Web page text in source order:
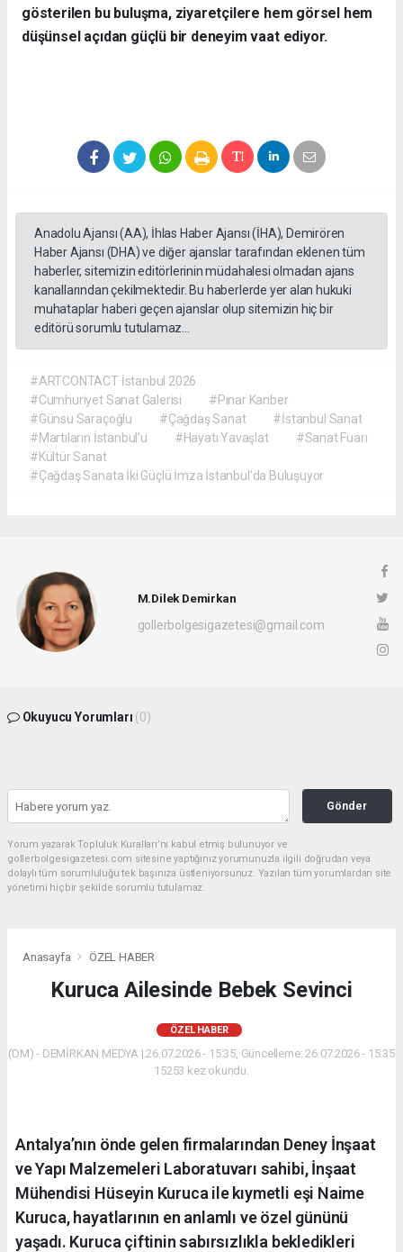
gösterilen bu buluşma, ziyaretçilere hem görsel hem
düşünsel açıdan güçlü bir deneyim vaat ediyor.
Anadolu Ajansı (AA), İhlas Haber Ajansı (İHA), Demirören
Haber Ajansı (DHA) ve diğer ajanslar tarafından eklenen tüm
haberler, sitemizin editörlerinin müdahalesi olmadan ajans
kanallarından çekilmektedir. Bu haberlerde yer alan hukuki
muhataplar haberi geçen ajanslar olup sitemizin hiç bir
editörü sorumlu tutulamaz...
#ARTCONTACT İstanbul 2026
#Cumhuriyet Sanat Galerisi
#Pınar Kanber
#Günsu Saraçoğlu
#Çağdaş Sanat
#İstanbul Sanat
#Martıların İstanbul’u
#Hayatı Yavaşlat
#Sanat Fuarı
#Kültür Sanat
#Çağdaş Sanata İki Güçlü İmza İstanbul’da Buluşuyor
M.Dilek Demirkan
gollerbolgesigazetesi@gmail.com
Okuyucu Yorumları (0)
Gönder
Yorum yazarak Topluluk Kuralları’nı kabul etmiş bulunuyor ve
gollerbolgesigazetesi.com sitesine yaptığınız yorumunuzla ilgili doğrudan veya
dolaylı tüm sorumluluğu tek başınıza üstleniyorsunuz. Yazılan tüm yorumlardan site
yönetimi hiçbir şekilde sorumlu tutulamaz.
Anasayfa ÖZEL HABER
Kuruca Ailesinde Bebek Sevinci
ÖZEL HABER
(DM) - DEMİRKAN MEDYA | 26.07.2026 - 15:35, Güncelleme: 26.07.2026 - 15:35
15253 kez okundu.
Antalya’nın önde gelen firmalarından Deney İnşaat
ve Yapı Malzemeleri Laboratuvarı sahibi, İnşaat
Mühendisi Hüseyin Kuruca ile kıymetli eşi Naime
Kuruca, hayatlarının en anlamlı ve özel gününü
yaşadı. Kuruca çiftinin sabırsızlıkla bekledikleri